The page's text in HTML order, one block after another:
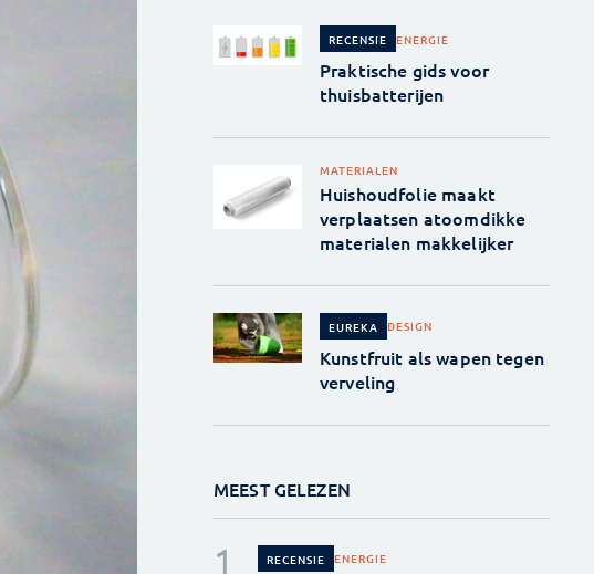
RECENSIE ENERGIE
Praktische gids voor
thuisbatterijen
MATERIALEN
Huishoudfolie maakt
verplaatsen atoomdikke
materialen makkelijker
EUREKA DESIGN
Kunstfruit als wapen tegen
verveling
MEEST GELEZEN
RECENSIE ENERGIE